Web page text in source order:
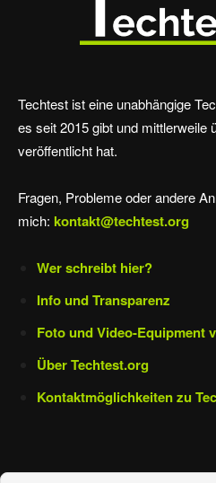
Techtest ist eine unabhängige
es seit 2015 gibt und mittlerweile
veröffentlicht hat.
Fragen, Probleme oder andere
mich: kontakt@techtest.org
Wer schreibt hier?
Info und Transparenz
Foto und Video-Equipment
Über Techtest.org
Kontaktmöglichkeiten zu